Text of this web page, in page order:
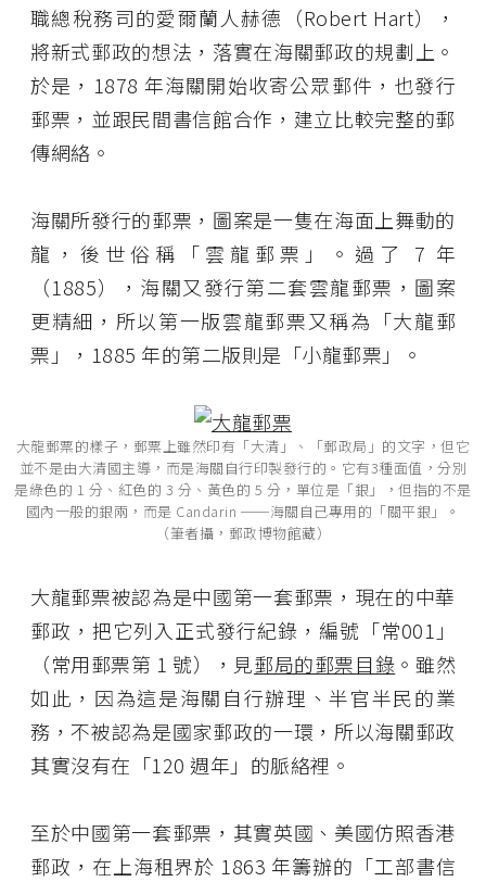
職總稅務司的愛爾蘭人赫德（Robert Hart），
將新式郵政的想法，落實在海關郵政的規劃上。
於是，1878 年海關開始收寄公眾郵件，也發行
郵票，並跟民間書信館合作，建立比較完整的郵
傳網絡。
海關所發行的郵票，圖案是一隻在海面上舞動的
龍，後世俗稱「雲龍郵票」。過了 7 年
（1885），海關又發行第二套雲龍郵票，圖案
更精細，所以第一版雲龍郵票又稱為「大龍郵
票」，1885 年的第二版則是「小龍郵票」。
大龍郵票的樣子，郵票上雖然印有「大清」、「郵政局」的文字，但它
並不是由大清國主導，而是海關自行印製發行的。它有3種面值，分別
是綠色的 1 分、紅色的 3 分、黃色的 5 分，單位是「銀」，但指的不是
國內一般的銀兩，而是 Candarin ──海關自己專用的「關平銀」。
（筆者攝，郵政博物館藏）
大龍郵票被認為是中國第一套郵票，現在的中華
郵政，把它列入正式發行紀錄，編號「常001」
（常用郵票第 1 號），見郵局的郵票目錄 。雖然
如此，因為這是海關自行辦理、半官半民的業
務，不被認為是國家郵政的一環，所以海關郵政
其實沒有在「120 週年」的脈絡裡。
至於中國第一套郵票，其實英國、美國仿照香港
郵政，在上海租界於 1863 年籌辦的「工部書信